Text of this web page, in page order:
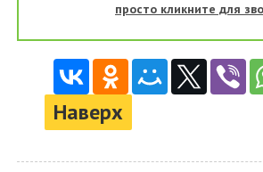
просто кликните для
Наверх